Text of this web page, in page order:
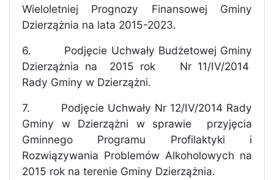
Wieloletniej Prognozy Finansowej Gminy
Dzierzążnia na lata 2015-2023.
6.
Podjęcie Uchwały Budżetowej Gminy
Dzierzążnia na
2015 rok
Nr 11/IV/2014
Rady Gminy w Dzierzążni.
7.
Podjęcie Uchwały Nr 12/IV/2014 Rady
Gminy w Dzierzążni w sprawie
przyjęcia
Gminnego Programu Profilaktyki i
Rozwiązywania Problemów Alkoholowych na
2015 rok na terenie Gminy Dzierzążnia.